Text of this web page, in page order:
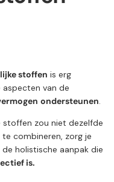
stoffen is erg
aspecten van de
ondersteunen.
stoffen zou niet dezelfde
combineren, zorg je
holistische aanpak die
is.